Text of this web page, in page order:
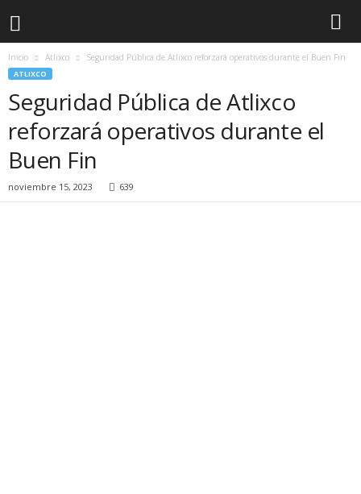
Inicio Atlixco Seguridad Pública de Atlixco reforzará operativos durante el Buen Fin
ATLIXCO
Seguridad Pública de Atlixco
reforzará operativos durante el
Buen Fin
noviembre 15, 2023 639